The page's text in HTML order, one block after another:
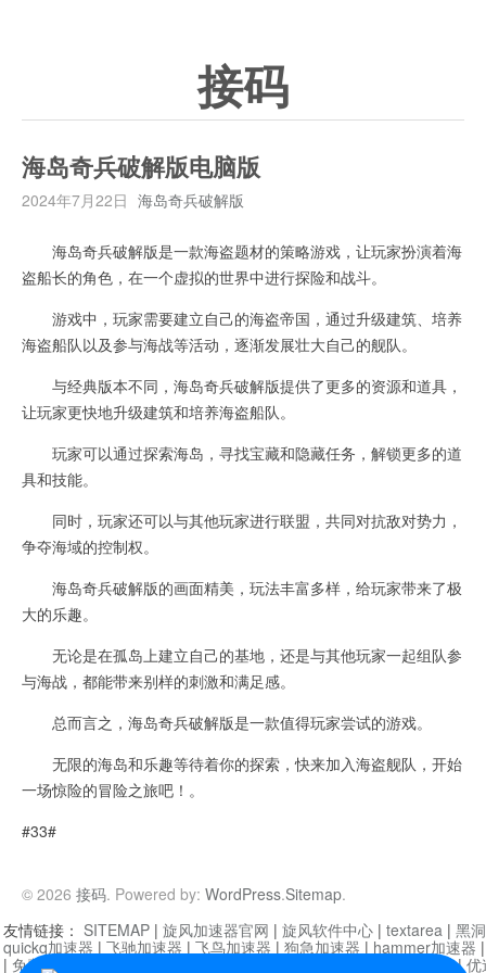
接码
海岛奇兵破解版电脑版
2024年7月22日 海岛奇兵破解版
海岛奇兵破解版是一款海盗题材的策略游戏，让玩家扮演着海
盗船长的角色，在一个虚拟的世界中进行探险和战斗。
游戏中，玩家需要建立自己的海盗帝国，通过升级建筑、培养
海盗船队以及参与海战等活动，逐渐发展壮大自己的舰队。
与经典版本不同，海岛奇兵破解版提供了更多的资源和道具，
让玩家更快地升级建筑和培养海盗船队。
玩家可以通过探索海岛，寻找宝藏和隐藏任务，解锁更多的道
具和技能。
同时，玩家还可以与其他玩家进行联盟，共同对抗敌对势力，
争夺海域的控制权。
海岛奇兵破解版的画面精美，玩法丰富多样，给玩家带来了极
大的乐趣。
无论是在孤岛上建立自己的基地，还是与其他玩家一起组队参
与海战，都能带来别样的刺激和满足感。
总而言之，海岛奇兵破解版是一款值得玩家尝试的游戏。
无限的海岛和乐趣等待着你的探索，快来加入海盗舰队，开始
一场惊险的冒险之旅吧！。
#33#
© 2026 接码. Powered by: WordPress.Sitemap.
友情链接： SITEMAP | 旋风加速器官网 | 旋风软件中心 | textarea | 黑
quickq加速器 | 飞驰加速器 | 飞鸟加速器 | 狗急加速器 | hammer加速器
| 免费vqn加速外网 迷雾通|优